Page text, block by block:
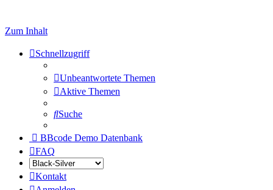
Zum Inhalt
Schnellzugriff
Unbeantwortete Themen
Aktive Themen
Suche
BBcode Demo Datenbank
FAQ
Kontakt